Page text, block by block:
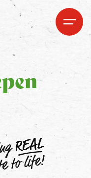
Open
Open